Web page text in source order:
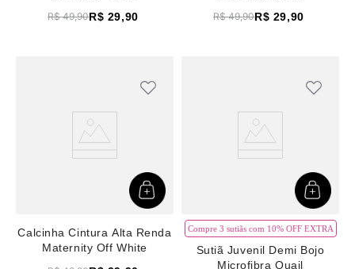
R$ 49,90R$ 29,90 R$ 49,90R$ 29,90
Calcinha Cintura Alta Renda
Maternity Off White
Compre 3 sutiãs com 10% OFF EXTRA
Sutiã Juvenil Demi Bojo
Microfibra Quail